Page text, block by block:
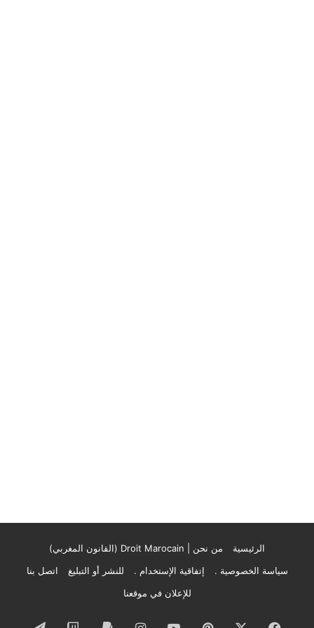
الرئيسية
من نحن | Droit Marocain (القانون المغربي)
سياسة الخصوصية .
إتفاقية الإستخدام . للنشر أو التبليغ
اتصل بنا
للإعلان في موقعنا